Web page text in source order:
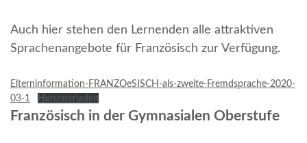
Auch hier stehen den Lernenden alle attraktiven
Sprachenangebote für Französisch zur Verfügung.
Elterninformation-FRANZOeSISCH-als-zweite-Fremdsprache-2020-
03-1
Herunterladen
Französisch in der Gymnasialen Oberstufe